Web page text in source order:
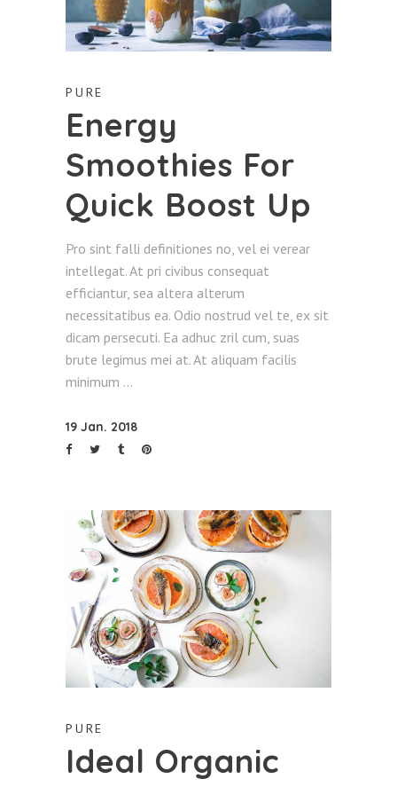
PURE
Energy
Smoothies For
Quick Boost Up
Pro sint falli definitiones no, vel ei verear
intellegat. At pri civibus consequat
efficiantur, sea altera alterum
necessitatibus ea. Odio nostrud vel te, ex sit
dicam persecuti. Ea adhuc zril cum, suas
brute legimus mei at. At aliquam facilis
minimum
19 Jan. 2018
PURE
Ideal Organic